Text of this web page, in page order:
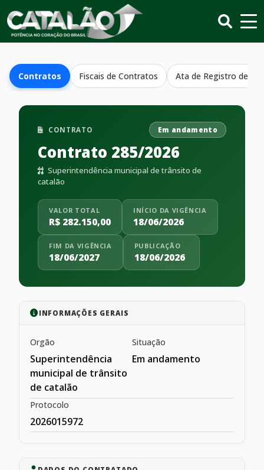
Contratos Fiscais de Contratos Ata de Registro de
CONTRATO Em andamento
Contrato 285/2026
Superintendência municipal de trânsito de
catalão
VALOR TOTAL
R$ 282.150,00
INÍCIO DA VIGÊNCIA
18/06/2026
FIM DA VIGÊNCIA
18/06/2027
PUBLICAÇÃO
18/06/2026
INFORMAÇÕES GERAIS
Orgão
Superintendência
municipal de trânsito
de catalão
Situação
Em andamento
Protocolo
2026015972